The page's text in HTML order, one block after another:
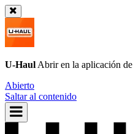
U-Haul Abrir en la aplicación de
Abierto
Saltar al contenido